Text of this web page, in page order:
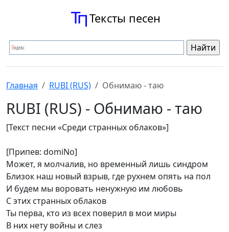
Тексты песен
Главная RUBI (RUS) Обнимаю - таю
RUBI (RUS) - Обнимаю - таю
[Текст песни «Среди странных облаков»]
[Припев: ​domiNo]
Может, я молчалив, но временный лишь синдром
Близок наш новый взрыв, где рухнем опять на пол
И будем мы воровать ненужную им любовь
С этих странных облаков
Ты перва, кто из всех поверил в мои миры
В них нету войны и слез